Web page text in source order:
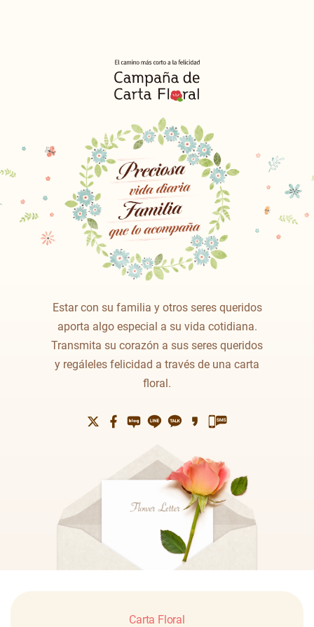
Estar con su familia y otros seres queridos
aporta algo especial a su vida cotidiana.
Transmita su corazón a sus seres queridos
y regáleles felicidad a través de una carta
floral.
Carta Floral